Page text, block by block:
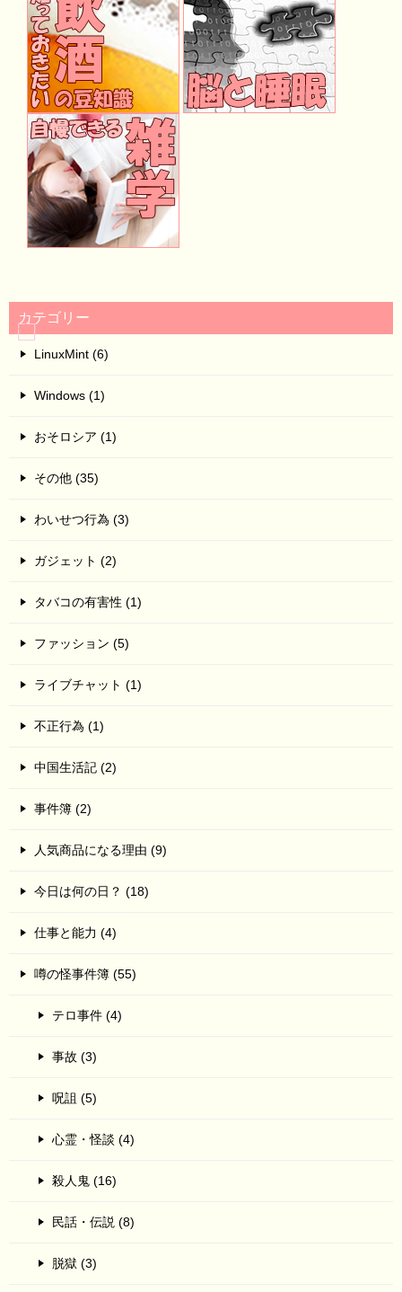
カテゴリー
LinuxMint (6)
Windows (1)
おそロシア (1)
その他 (35)
わいせつ行為 (3)
ガジェット (2)
タバコの有害性 (1)
ファッション (5)
ライブチャット (1)
不正行為 (1)
中国生活記 (2)
事件簿 (2)
人気商品になる理由 (9)
今日は何の日？ (18)
仕事と能力 (4)
噂の怪事件簿 (55)
テロ事件 (4)
事故 (3)
呪詛 (5)
心霊・怪談 (4)
殺人鬼 (16)
民話・伝説 (8)
脱獄 (3)